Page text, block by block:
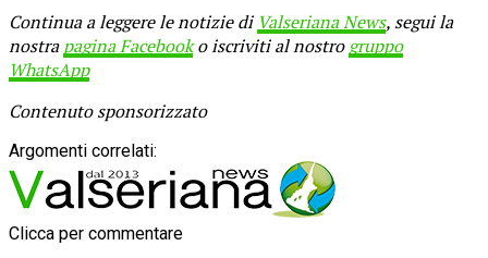
Continua a leggere le notizie di Valseriana News, segui la
nostrapagina Facebooko iscriviti al nostrogruppo
WhatsApp
Contenuto sponsorizzato
Argomenti correlati:
Clicca per commentare